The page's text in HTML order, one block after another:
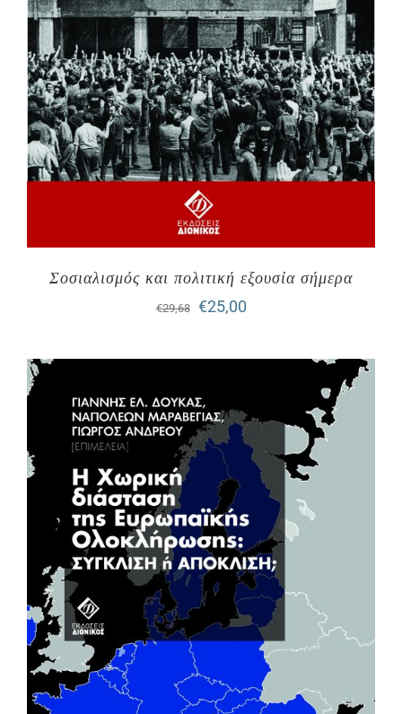
Σοσιαλισμός και πολιτική εξουσία σήμερα
€29,68
Original
€29,68.
€25,00Η